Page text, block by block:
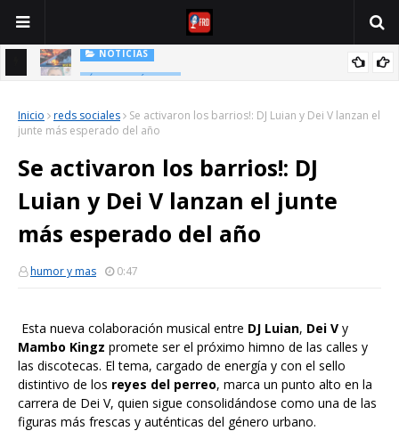
OPERACIÓN FURIA ÉPICA: El Ultimátum de 2026 que Podría Romper
CELEBRIDADES
el discurso que conmovió al mundo
Inicio reds sociales
Se activaron los barrios!: DJ Luian y Dei V lanzan el
junte más esperado del año
Se activaron los barrios!: DJ
Luian y Dei V lanzan el junte
más esperado del año
humor y mas 0:47
Esta nueva colaboración musical entre DJ Luian, Dei V y
Mambo Kingz promete ser el próximo himno de las calles y
las discotecas. El tema, cargado de energía y con el sello
distintivo de los reyes del perreo, marca un punto alto en la
carrera de Dei V, quien sigue consolidándose como una de las
figuras más frescas y auténticas del género urbano.